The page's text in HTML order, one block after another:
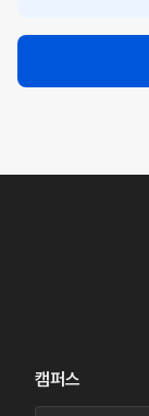
캠퍼스